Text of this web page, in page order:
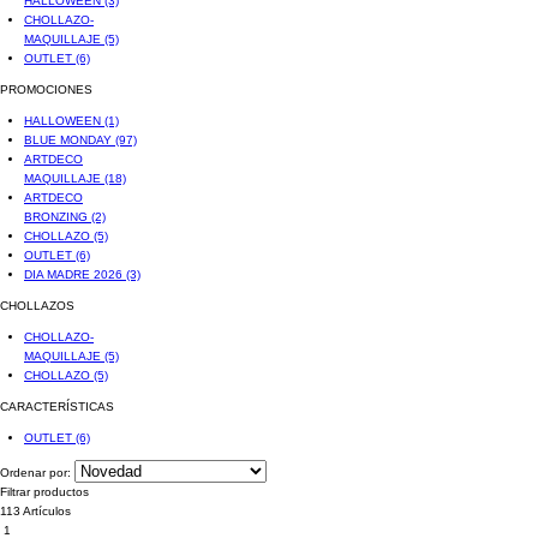
CHOLLAZO-
MAQUILLAJE (5)
OUTLET (6)
PROMOCIONES
HALLOWEEN (1)
BLUE MONDAY (97)
ARTDECO
MAQUILLAJE (18)
ARTDECO
BRONZING (2)
CHOLLAZO (5)
OUTLET (6)
DIA MADRE 2026 (3)
CHOLLAZOS
CHOLLAZO-
MAQUILLAJE (5)
CHOLLAZO (5)
CARACTERÍSTICAS
OUTLET (6)
Ordenar por:
Filtrar productos
113 Artículos
1